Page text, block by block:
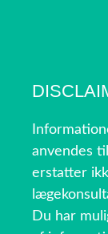
anvendes
erstatter
Du har